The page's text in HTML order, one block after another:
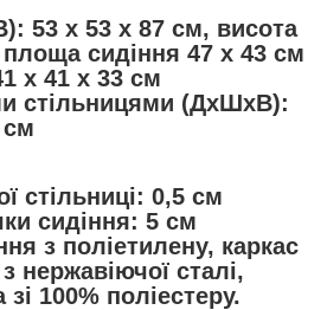
53 x 53 x 87 см, висота
сидіння 47 x 43 см
x 41 x 33 см
стільницями (ДхШхВ):
см
стільниці: 0,5 см
сидіння: 5 см
з поліетилену, каркас
нержавіючої сталі,
100% поліестеру.